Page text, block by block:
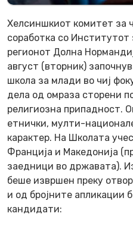
Хелсиншкиот комитет за
соработка со Институтот
регионот Долна
август (вторник)
школа за млади во чиј
дела од омраза сторени
религиозна припадност.
етнички, мулти-
карактер. На Школата
Франција и Македонија
заедници во државата).
беше извршен преку
и од бројните апликации
кандидати: